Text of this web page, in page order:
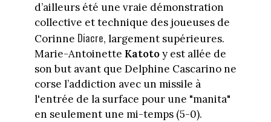
d’ailleurs été une vraie démonstration
collective et technique des joueuses de
Corinne Diacre, largement supérieures.
Marie-Antoinette Katotoy est allée de
son but avant que Delphine Cascarino ne
corse l’addiction avec un missile à
l'entrée de la surface pour une "manita"
en seulement une mi-temps (5-0).